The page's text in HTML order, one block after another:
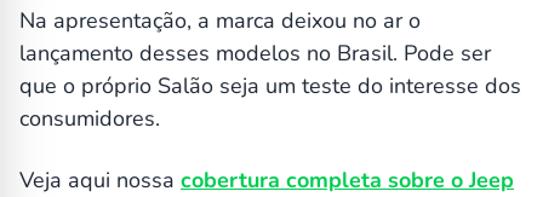
Na apresentação, a marca deixou no ar o
lançamento desses modelos no Brasil. Pode ser
que o próprio Salão seja um teste do interesse dos
consumidores.
Veja aqui nossa cobertura completa sobre o Jeep